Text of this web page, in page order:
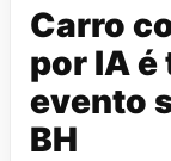
Carro
por IA é
evento
BH